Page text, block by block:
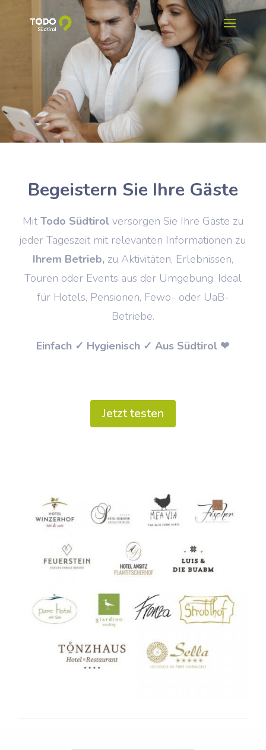
Begeistern Sie Ihre Gäste
Mit Todo Südtirolversorgen Sie Ihre Gäste zu
jeder Tageszeit mit relevanten Informationen zu
Ihrem Betrieb, zu Aktivitäten, Erlebnissen,
Touren oder Events aus der Umgebung. Ideal
für Hotels, Pensionen, Fewo- oder UaB-
Betriebe.
Einfach ✓ Hygienisch ✓ Aus Südtirol ❤
Jetzt testen